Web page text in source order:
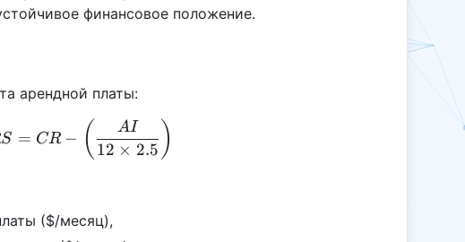
финансовое положение.
арендной платы:
RS = CR - \left(\frac{AI}{12 \times 2.5}\right)
= CR − ( 12 × 2.5
AI )
($/месяц),